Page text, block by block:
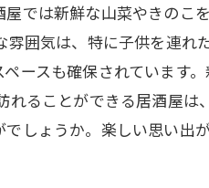
では新鮮な山菜やきのこ
囲気は、特に子供を連れ
ースも確保されています
ることができる居酒屋
しょうか。楽しい思い出